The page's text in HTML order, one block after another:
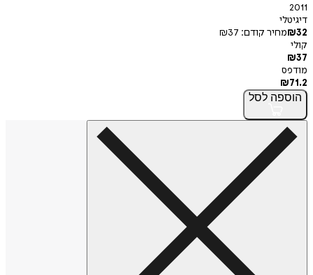
2011
דיגיטלי
₪32 מחיר קודם: ₪37
קולי
₪37
מודפס
₪71.2
הוספה לסל